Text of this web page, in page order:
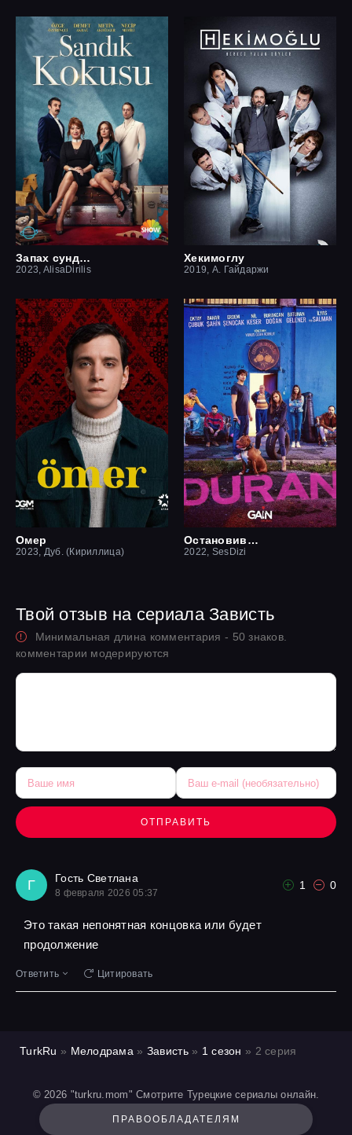
Запах сундука
2023, AlisaDirilis
Хекимоглу
2019, А. Гайдаржи
Омер
2023, Дуб. (Кириллица)
Остановившийся
2022, SesDizi
Твой отзыв на сериала Зависть
Минимальная длина комментария - 50 знаков.
комментарии модерируются
ОТПРАВИТЬ
Г Гость Светлана
8 февраля 2026 05:37
1 0
Это такая непонятная концовка или будет
продолжение
Ответить Цитировать
TurkRu » Мелодрама » Зависть» 1 сезон » 2 серия
© 2026 "turkru.mom" Смотрите Турецкие сериалы онлайн.
ПРАВООБЛАДАТЕЛЯМ